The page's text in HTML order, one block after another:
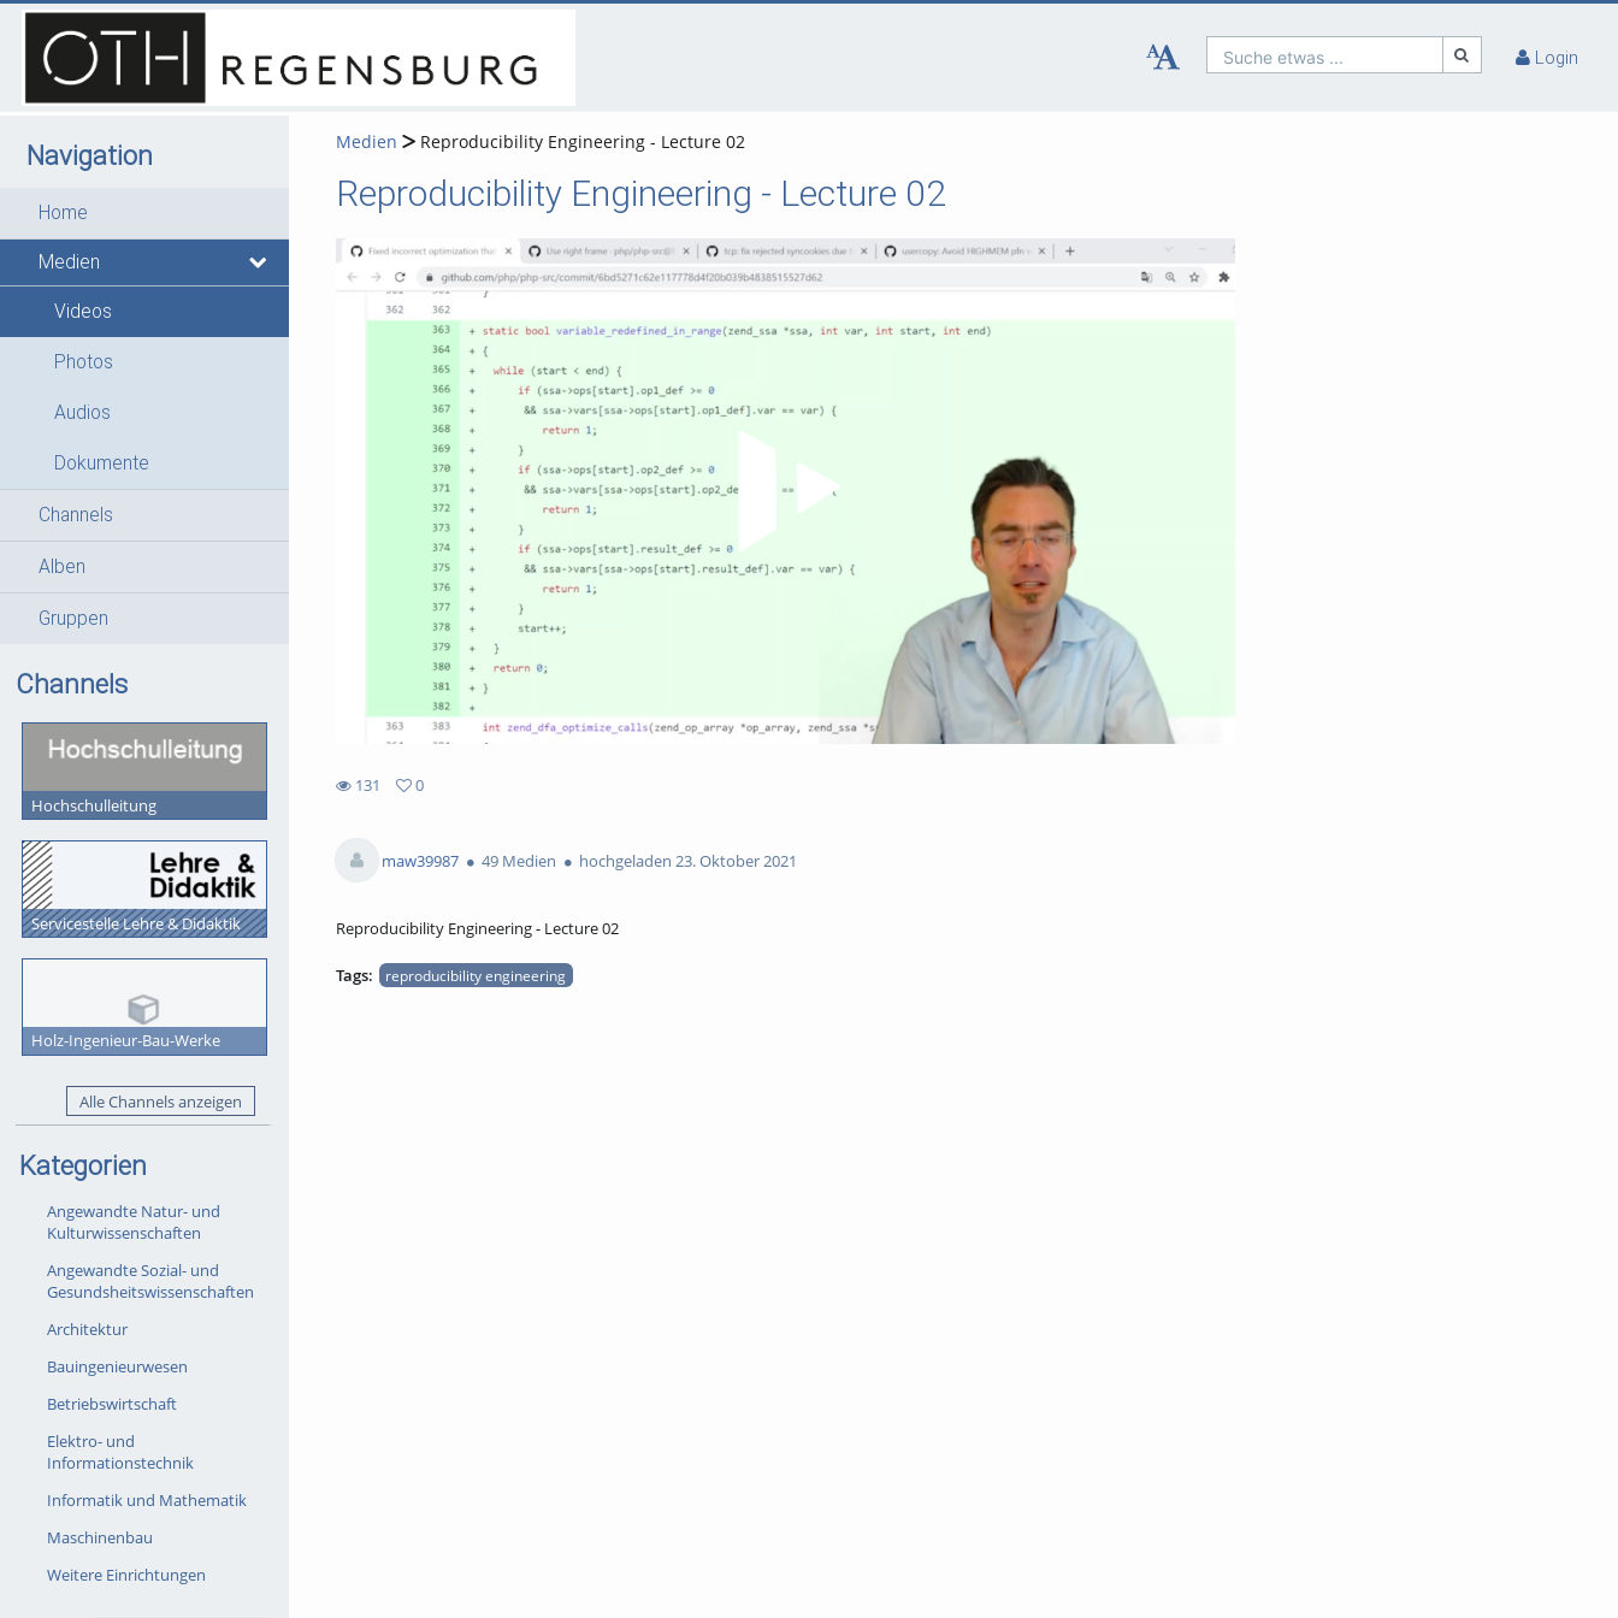
Suche etwas ... Login
Navigation
Home
Medien
Videos
Photos
Audios
Dokumente
Channels
Alben
Gruppen
Channels
Hochschulleitung
Servicestelle Lehre & Didaktik
Holz-Ingenieur-Bau-Werke
Alle Channels anzeigen
Kategorien
Angewandte Natur- und
Kulturwissenschaften
Angewandte Sozial- und
Gesundsheitswissenschaften
Architektur
Bauingenieurwesen
Betriebswirtschaft
Elektro- und
Informationstechnik
Informatik und Mathematik
Maschinenbau
Weitere Einrichtungen
Medien Reproducibility Engineering - Lecture 02
Reproducibility Engineering - Lecture 02
131
views
0
maw39987
49 Medien hochgeladen 23. Oktober 2021
Reproducibility Engineering - Lecture 02
Tags: reproducibility engineering